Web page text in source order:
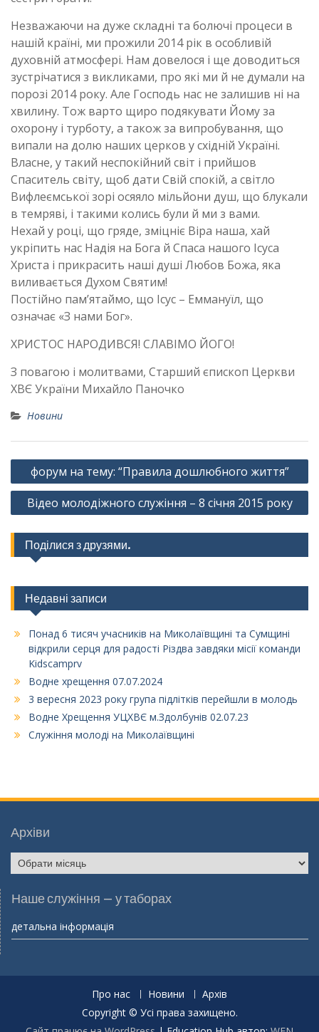
Незважаючи на дуже складні та болючі процеси в
нашій країні, ми прожили 2014 рік в особливій
духовній атмосфері. Нам довелося і ще доводиться
зустрічатися з викликами, про які ми й не думали на
порозі 2014 року. Але Господь нас не залишив ні на
хвилину. Тож варто щиро подякувати Йому за
охорону і турботу, а також за випробування, що
випали на долю наших церков у східній Україні.
Власне, у такий неспокійний світ і прийшов
Спаситель світу, щоб дати Свій спокій, а світло
Вифлеємської зорі осяяло мільйони душ, що блукали
в темряві, і такими колись були й ми з вами.
Нехай у році, що гряде, зміцніє Віра наша, хай
укріпить нас Надія на Бога й Спаса нашого Ісуса
Христа і прикрасить наші душі Любов Божа, яка
виливається Духом Святим!
Постійно пам’ятаймо, що Ісус – Еммануїл, що
означає «З нами Бог».
ХРИСТОС НАРОДИВСЯ! СЛАВІМО ЙОГО!
З повагою і молитвами, Старший єпископ Церкви
ХВЄ України Михайло Паночко
Новини
Навігація
записів
форум на тему: “Правила дошлюбного життя”
Відео молодіжного служіння – 8 січня 2015 року
Поділися з друзями.
Недавні записи
Понад 6 тисяч учасників на Миколаївщині та Сумщині
відкрили серця для радості Різдва завдяки місії команди
Kidscamprv
Водне хрещення 07.07.2024
3 вересня 2023 року група підлітків перейшли в молодь
Водне Хрещення УЦХВЄ м.Здолбунів 02.07.23
Служіння молоді на Миколаївщині
Архіви
Архіви
Наше служіння – у таборах
детальна інформація
Про нас Новини
Архів
Copyright © Усі права захищено.